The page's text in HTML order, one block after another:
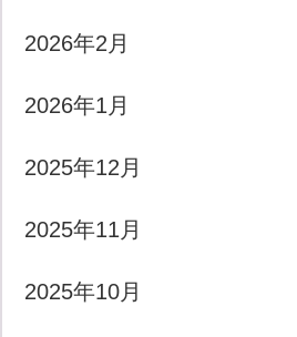
2026年2月
2026年1月
2025年12月
2025年11月
2025年10月